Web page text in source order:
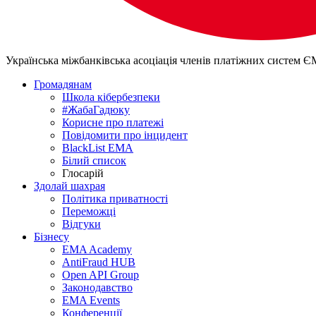
Українська міжбанківська асоціація членів платіжних систем
Громадянам
Школа кібербезпеки
#ЖабаГадюку
Корисне про платежі
Повідомити про інцидент
BlackList EMA
Білий список
Глосарій
Здолай шахрая
Політика приватності
Переможцi
Відгуки
Бізнесу
EMA Academy
AntiFraud HUB
Open API Group
Законодавство
EMA Events
Конференції